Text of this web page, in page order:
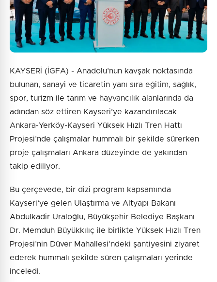
KAYSERİ (İGFA) - Anadolu’nun kavşak noktasında
bulunan, sanayi ve ticaretin yanı sıra eğitim, sağlık,
spor, turizm ile tarım ve hayvancılık alanlarında da
adından söz ettiren Kayseri’ye kazandırılacak
Ankara-Yerköy-Kayseri Yüksek Hızlı Tren Hattı
Projesi’nde çalışmalar hummalı bir şekilde sürerken
proje çalışmaları Ankara düzeyinde de yakından
takip ediliyor.
Bu çerçevede, bir dizi program kapsamında
Kayseri’ye gelen Ulaştırma ve Altyapı Bakanı
Abdulkadir Uraloğlu, Büyükşehir Belediye Başkanı
Dr. Memduh Büyükkılıç ile birlikte Yüksek Hızlı Tren
Projesi’nin Düver Mahallesi’ndeki şantiyesini ziyaret
ederek hummalı şekilde süren çalışmaları yerinde
inceledi.